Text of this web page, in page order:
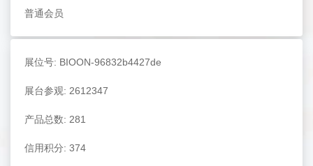
普通会员
展位号: BIOON-96832b4427de
展台参观: 2612347
产品总数: 281
信用积分: 374